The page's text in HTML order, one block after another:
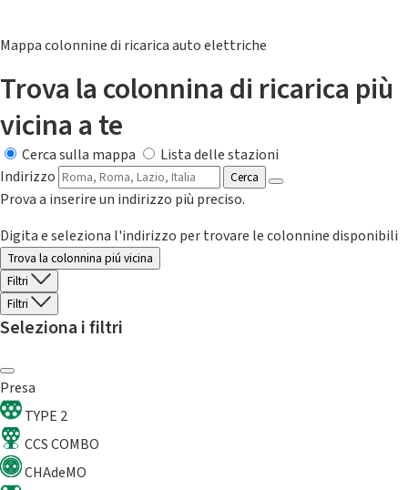
Mappa colonnine di ricarica auto elettriche
Trova la colonnina di ricarica più
vicina a te
Cerca sulla mappa
Lista delle stazioni
Indirizzo
Cerca
Prova a inserire un indirizzo più preciso.
Digita e seleziona l'indirizzo per trovare le colonnine disponibili
Trova la colonnina piú vicina
Filtri
Filtri
Seleziona i filtri
Presa
TYPE 2
CCS COMBO
CHAdeMO